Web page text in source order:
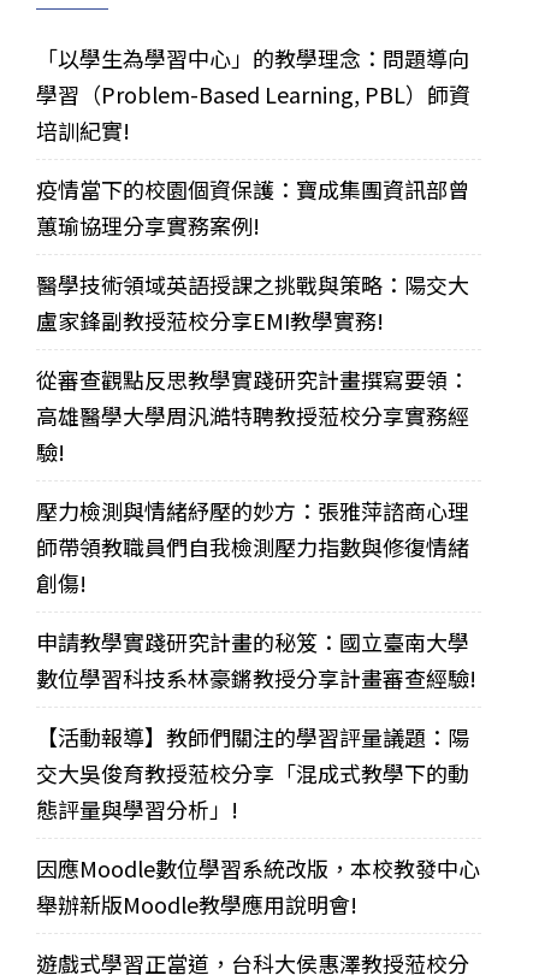
「以學生為學習中心」的教學理念：問題導向
學習（Problem-Based Learning, PBL）師資
培訓紀實!
疫情當下的校園個資保護：寶成集團資訊部曾
蕙瑜協理分享實務案例!
醫學技術領域英語授課之挑戰與策略：陽交大
盧家鋒副教授蒞校分享EMI教學實務!
從審查觀點反思教學實踐研究計畫撰寫要領：
高雄醫學大學周汎澔特聘教授蒞校分享實務經
驗!
壓力檢測與情緒紓壓的妙方：張雅萍諮商心理
師帶領教職員們自我檢測壓力指數與修復情緒
創傷!
申請教學實踐研究計畫的秘笈：國立臺南大學
數位學習科技系林豪鏘教授分享計畫審查經驗!
【活動報導】教師們關注的學習評量議題：陽
交大吳俊育教授蒞校分享「混成式教學下的動
態評量與學習分析」!
因應Moodle數位學習系統改版，本校教發中心
舉辦新版Moodle教學應用說明會!
遊戲式學習正當道，台科大侯惠澤教授蒞校分